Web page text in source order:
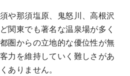
や那須塩原、鬼怒川、高根沢
関東でも著名な温泉場が多く
圏からの立地的な優位性が無
力を維持していく難しさがあ
ありません。